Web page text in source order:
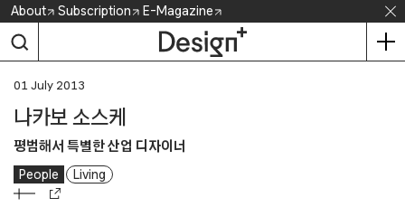
Skip
content
About Subscription E-Magazine
01 July 2013
나카보 소스케
평범해서 특별한 산업 디자이너
People Living